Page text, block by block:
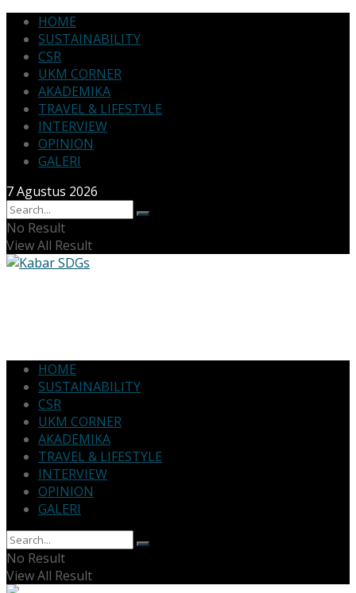
HOME
SUSTAINABILITY
CSR
UKM CORNER
AKADEMIKA
TRAVEL & LIFESTYLE
INTERVIEW
OPINION
GALERI
7 Agustus 2026
No Result
View All Result
HOME
SUSTAINABILITY
CSR
UKM CORNER
AKADEMIKA
TRAVEL & LIFESTYLE
INTERVIEW
OPINION
GALERI
No Result
View All Result